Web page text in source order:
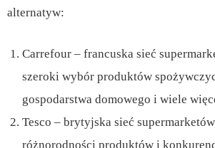
alternatyw:
Carrefour – francuska sieć
szeroki wybór produktów
gospodarstwa domowego i wiele
Tesco – brytyjska sieć
różnorodności produktów i